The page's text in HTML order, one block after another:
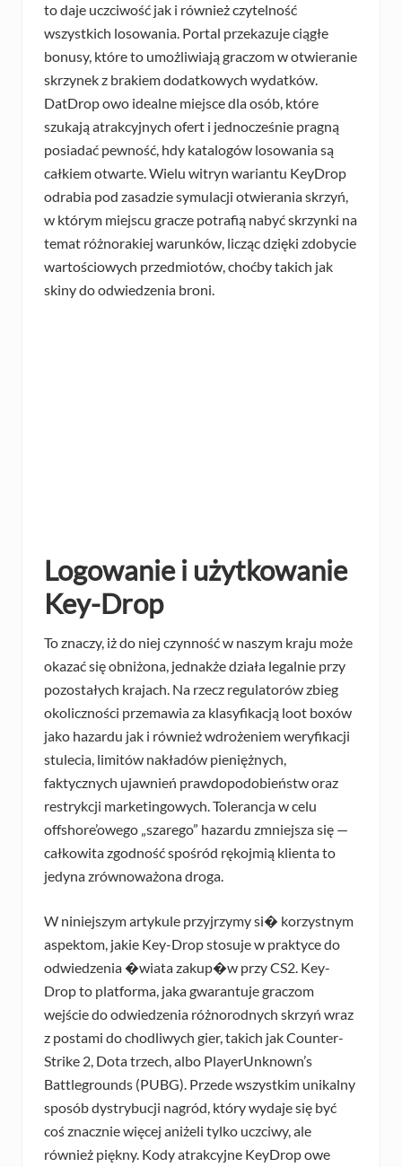
to daje uczciwość jak i również czytelność
wszystkich losowania. Portal przekazuje ciągłe
bonusy, które to umożliwiają graczom w otwieranie
skrzynek z brakiem dodatkowych wydatków.
DatDrop owo idealne miejsce dla osób, które
szukają atrakcyjnych ofert i jednocześnie pragną
posiadać pewność, hdy katalogów losowania są
całkiem otwarte. Wielu witryn wariantu KeyDrop
odrabia pod zasadzie symulacji otwierania skrzyń,
w którym miejscu gracze potrafią nabyć skrzynki na
temat różnorakiej warunków, licząc dzięki zdobycie
wartościowych przedmiotów, choćby takich jak
skiny do odwiedzenia broni.
Logowanie i użytkowanie
Key-Drop
To znaczy, iż do niej czynność w naszym kraju może
okazać się obniżona, jednakże działa legalnie przy
pozostałych krajach. Na rzecz regulatorów zbieg
okoliczności przemawia za klasyfikacją loot boxów
jako hazardu jak i również wdrożeniem weryfikacji
stulecia, limitów nakładów pieniężnych,
faktycznych ujawnień prawdopodobieństw oraz
restrykcji marketingowych. Tolerancja w celu
offshore’owego „szarego” hazardu zmniejsza się —
całkowita zgodność spośród rękojmią klienta to
jedyna zrównoważona droga.
W niniejszym artykule przyjrzymy si� korzystnym
aspektom, jakie Key-Drop stosuje w praktyce do
odwiedzenia �wiata zakup�w przy CS2. Key-
Drop to platforma, jaka gwarantuje graczom
wejście do odwiedzenia różnorodnych skrzyń wraz
z postami do chodliwych gier, takich jak Counter-
Strike 2, Dota trzech, albo PlayerUnknown’s
Battlegrounds (PUBG). Przede wszystkim unikalny
sposób dystrybucji nagród, który wydaje się być
coś znacznie więcej aniżeli tylko uczciwy, ale
również piękny. Kody atrakcyjne KeyDrop owe